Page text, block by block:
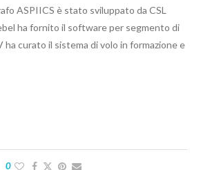
ASPIICS è stato sviluppato da CSL
ha fornito il software per segmento di
ha curato il sistema di volo in formazione e
0